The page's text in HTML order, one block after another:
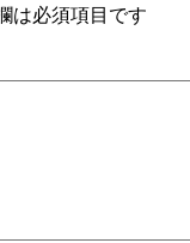
は必須項目です